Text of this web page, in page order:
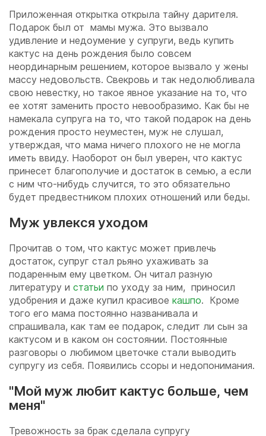
Приложенная открытка открыла тайну дарителя.
Подарок был от мамы мужа. Это вызвало
удивление и недоумение у супруги, ведь купить
кактус на день рождения было совсем
неординарным решением, которое вызвало у жены
массу недовольств. Свекровь и так недолюбливала
свою невестку, но такое явное указание на то, что
ее хотят заменить просто невообразимо. Как бы не
намекала супруга на то, что такой подарок на день
рождения просто неуместен, муж не слушал,
утверждая, что мама ничего плохого не не могла
иметь ввиду. Наоборот он был уверен, что кактус
принесет благополучие и достаток в семью, а если
с ним что-нибудь случится, то это обязательно
будет предвестником плохих отношений или беды.
Муж увлекся уходом
Прочитав о том, что кактус может привлечь
достаток, супруг стал рьяно ухаживать за
подаренным ему цветком. Он читал разную
литературу и статьи по уходу за ним, приносил
удобрения и даже купил красивое кашпо. Кроме
того его мама постоянно названивала и
спрашивала, как там ее подарок, следит ли сын за
кактусом и в каком он состоянии. Постоянные
разговоры о любимом цветочке стали выводить
супругу из себя. Появились ссоры и недопонимания.
"Мой муж любит кактус больше, чем
меня"
Тревожность за брак сделала супругу